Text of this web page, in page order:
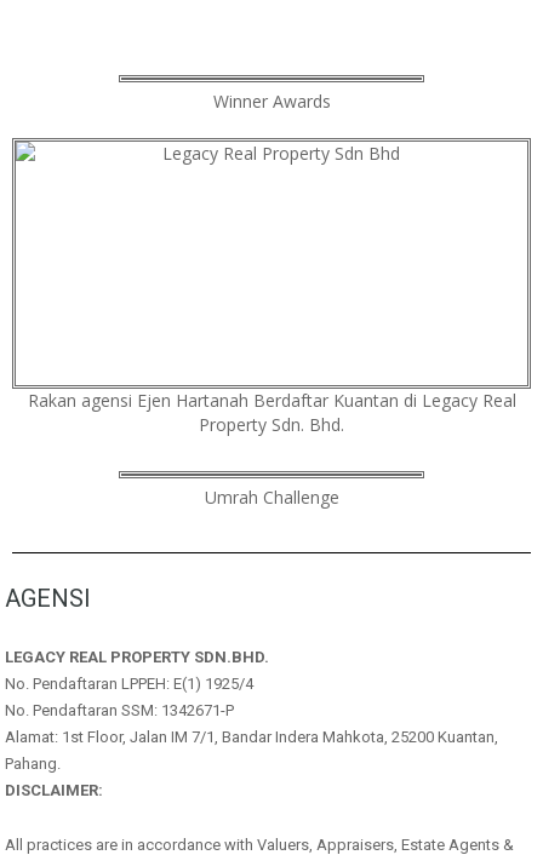
Winner Awards
Rakan agensi Ejen Hartanah Berdaftar Kuantan di Legacy Real
Property Sdn. Bhd.
Umrah Challenge
AGENSI
LEGACY REAL PROPERTY SDN.BHD.
No. Pendaftaran LPPEH: E(1) 1925/4
No. Pendaftaran SSM: 1342671-P
Alamat: 1st Floor, Jalan IM 7/1, Bandar Indera Mahkota, 25200 Kuantan,
Pahang.
DISCLAIMER:
All practices are in accordance with Valuers, Appraisers, Estate Agents &